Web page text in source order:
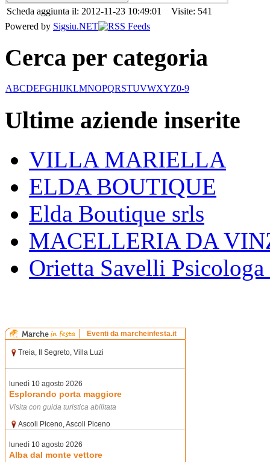
Scheda aggiunta il: 2012-11-23 10:49:01 Visite: 541
Powered by Sigsiu.NET
Cerca per categoria
ABCDEFGHIJKLMNOPQRSTUVWXYZ0-9
Ultime aziende inserite
VILLA MARIELLA
ELDA BOUTIQUE
Elda Boutique srls
MACELLERIA DA
Orietta Savelli Psicologa